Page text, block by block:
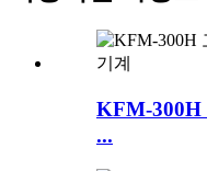
KFM-300H
...